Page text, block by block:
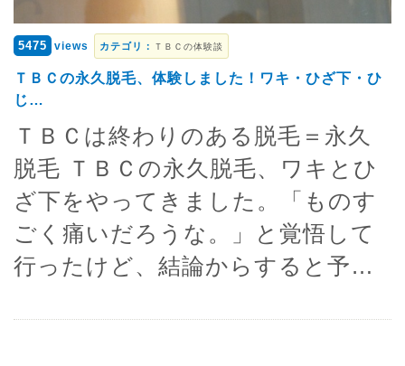
5475 views カテゴリ： ＴＢＣの体験談
ＴＢＣの永久脱毛、体験しました！ワキ・ひざ下・ひ
じ…
ＴＢＣは終わりのある脱毛＝永久
脱毛 ＴＢＣの永久脱毛、ワキとひ
ざ下をやってきました。「ものす
ごく痛いだろうな。」と覚悟して
行ったけど、結論からすると予…